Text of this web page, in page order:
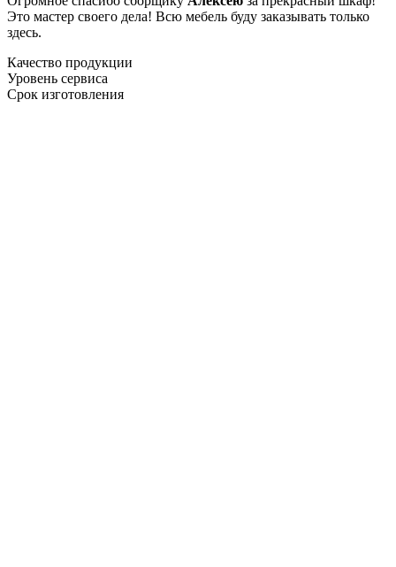
Это мастер своего дела! Всю мебель буду заказывать только
здесь.
Качество продукции
Уровень сервиса
Срок изготовления